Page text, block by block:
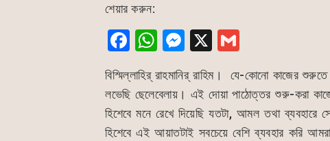
শেয়ার করুন:
F
a
c
e
b
W
at
s
A
M
s
s
e
X
ai
l
বিস্মিল্লাহির্ রাহমানির্ রাহিম। যে-কোনো কাজের
লভেছি ছেলেবেলায়। এই দোয়া পাঠোত্তর শুরু-করা
হিশেবে মনে রেখে দিয়েছি যতটা, আমল তথা
হিশেবে এই আয়াতটাই সবচেয়ে বেশি ব্যবহার করি